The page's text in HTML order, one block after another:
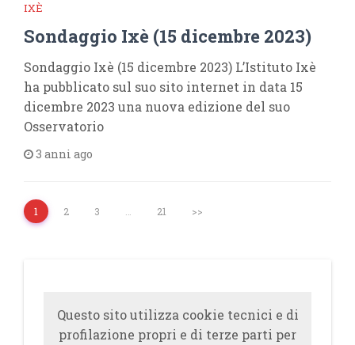
IXÈ
Sondaggio Ixè (15 dicembre 2023)
Sondaggio Ixè (15 dicembre 2023) L’Istituto Ixè
ha pubblicato sul suo sito internet in data 15
dicembre 2023 una nuova edizione del suo
Osservatorio
3 anni ago
1 2 3 21 >>
Questo sito utilizza cookie tecnici e di
profilazione propri e di terze parti per